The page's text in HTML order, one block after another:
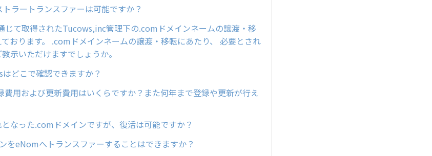
ラートランスファーは可能ですか？
て取得されたTucows,inc管理下の.comドメインネームの譲渡・移
おります。 .comドメインネームの譲渡・移転にあたり、 必要とされ
示いただけますでしょうか。
どこで確認できますか？
用および更新費用はいくらですか？また何年まで登録や更新が行え
なった.comドメインですが、復活は可能ですか？
をeNomへトランスファーすることはできますか？